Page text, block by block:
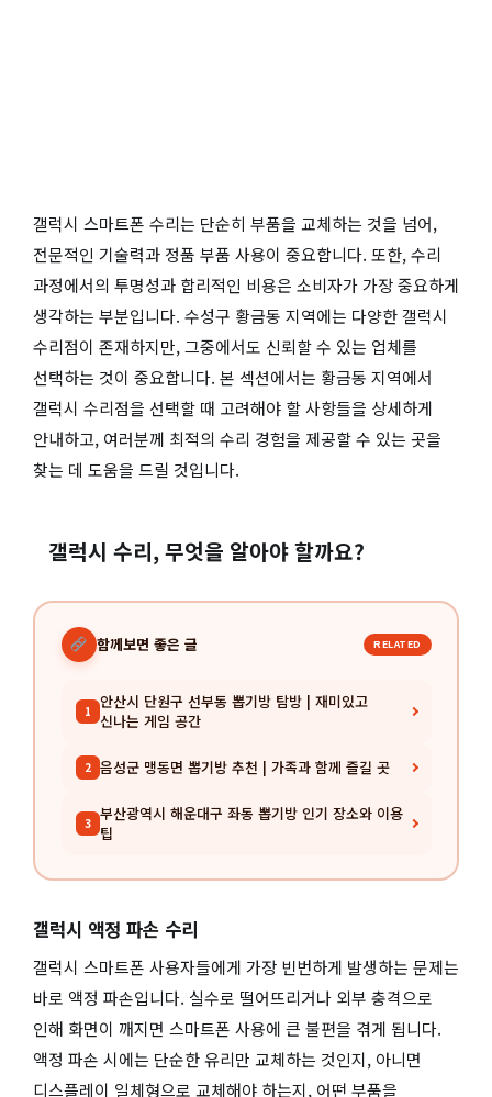
갤럭시 스마트폰 수리는 단순히 부품을 교체하는 것을 넘어,
전문적인 기술력과 정품 부품 사용이 중요합니다. 또한, 수리
과정에서의 투명성과 합리적인 비용은 소비자가 가장 중요하게
생각하는 부분입니다. 수성구 황금동 지역에는 다양한 갤럭시
수리점이 존재하지만, 그중에서도 신뢰할 수 있는 업체를
선택하는 것이 중요합니다. 본 섹션에서는 황금동 지역에서
갤럭시 수리점을 선택할 때 고려해야 할 사항들을 상세하게
안내하고, 여러분께 최적의 수리 경험을 제공할 수 있는 곳을
찾는 데 도움을 드릴 것입니다.
갤럭시 수리, 무엇을 알아야 할까요?
함께보면 좋은 글 RELATED
1 안산시 단원구 선부동 뽑기방 탐방 | 재미있고
신나는 게임 공간
2 음성군 맹동면 뽑기방 추천 | 가족과 함께 즐길 곳
3 부산광역시 해운대구 좌동 뽑기방 인기 장소와 이용
팁
갤럭시 액정 파손 수리
갤럭시 스마트폰 사용자들에게 가장 빈번하게 발생하는 문제는
바로 액정 파손입니다. 실수로 떨어뜨리거나 외부 충격으로
인해 화면이 깨지면 스마트폰 사용에 큰 불편을 겪게 됩니다.
액정 파손 시에는 단순한 유리만 교체하는 것인지, 아니면
디스플레이 일체형으로 교체해야 하는지, 어떤 부품을